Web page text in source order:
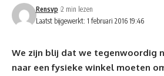
Laatst bijgewerkt: 1 februari 2016 19:46
Rensvp 2 min lezen
We zijn blij dat we tegenwoordig
naar een fysieke winkel moeten